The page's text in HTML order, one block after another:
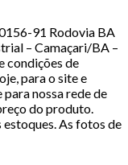
91 Rodovia BA
– Camaçari/BA –
condições de
para o site e
para nossa rede de
do produto.
As fotos de